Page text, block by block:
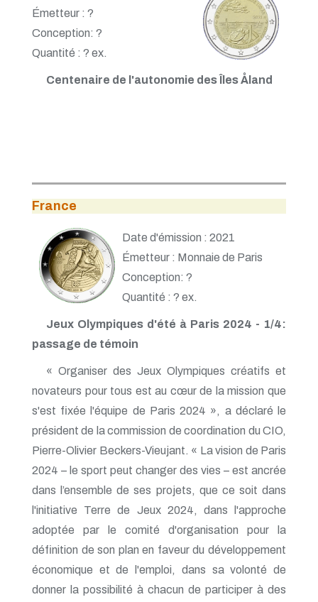
Émetteur : ?
Conception: ?
Quantité : ? ex.
Centenaire de l'autonomie des Îles Åland
France
Date d'émission : 2021
Émetteur : Monnaie de Paris
Conception: ?
Quantité : ? ex.
Jeux Olympiques d'été à Paris 2024 - 1/4:
passage de témoin
« Organiser des Jeux Olympiques créatifs et
novateurs pour tous est au cœur de la mission que
s'est fixée l'équipe de Paris 2024 », a déclaré le
président de la commission de coordination du CIO,
Pierre-Olivier Beckers-Vieujant. « La vision de Paris
2024 – le sport peut changer des vies – est ancrée
dans l’ensemble de ses projets, que ce soit dans
l'initiative Terre de Jeux 2024, dans l'approche
adoptée par le comité d'organisation pour la
définition de son plan en faveur du développement
économique et de l'emploi, dans sa volonté de
donner la possibilité à chacun de participer à des